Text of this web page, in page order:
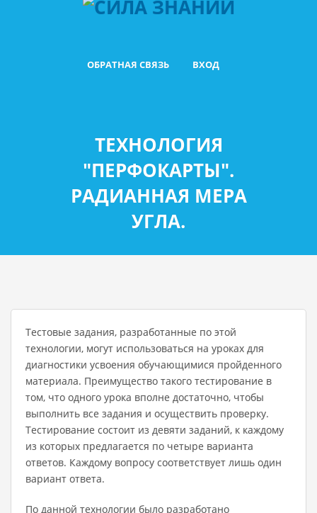
ОБРАТНАЯ СВЯЗЬ ВХОД
ТЕХНОЛОГИЯ
"ПЕРФОКАРТЫ".
РАДИАННАЯ МЕРА
УГЛА.
Тестовые задания, разработанные по этой
технологии, могут использоваться на уроках для
диагностики усвоения обучающимися пройденного
материала. Преимущество такого тестирование в
том, что одного урока вполне достаточно, чтобы
выполнить все задания и осуществить проверку.
Тестирование состоит из девяти заданий, к каждому
из которых предлагается по четыре варианта
ответов. Каждому вопросу соответствует лишь один
вариант ответа.
По данной технологии было разработано